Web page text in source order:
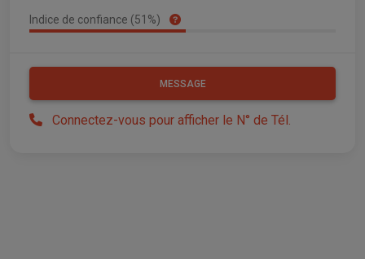
Indice de confiance (51%)
MESSAGE
Connectez-vous pour afficher le N° de Tél.